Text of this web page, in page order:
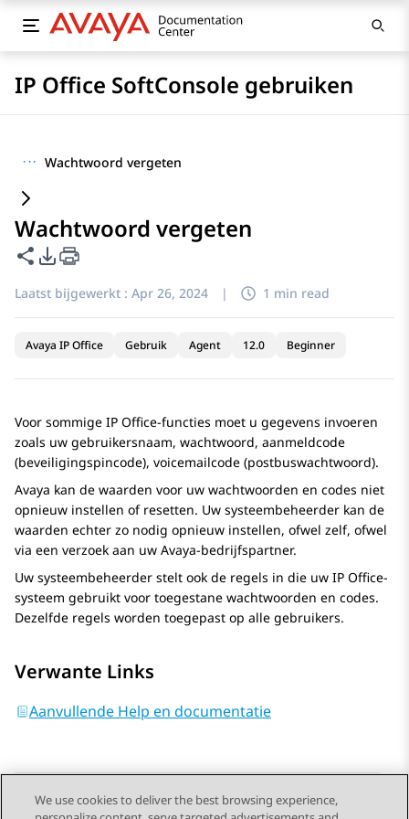
IP Office SoftConsole gebruiken
··· Wachtwoord vergeten
Wachtwoord vergeten
Deze pagina delen
Opties voor PDF exporteren
Laatst bijgewerkt : Apr 26, 2024 | 1 min read
Avaya IP Office Gebruik Agent 12.0 Beginner
Voor sommige IP Office-functies moet u gegevens invoeren
zoals uw gebruikersnaam, wachtwoord, aanmeldcode
(beveiligingspincode), voicemailcode (postbuswachtwoord).
Avaya kan de waarden voor uw wachtwoorden en codes niet
opnieuw instellen of resetten. Uw systeembeheerder kan de
waarden echter zo nodig opnieuw instellen, ofwel zelf, ofwel
via een verzoek aan uw Avaya-bedrijfspartner.
Uw systeembeheerder stelt ook de regels in die uw IP Office-
systeem gebruikt voor toegestane wachtwoorden en codes.
Dezelfde regels worden toegepast op alle gebruikers.
Verwante Links
Aanvullende Help en documentatie
We use cookies to deliver the best browsing experience,